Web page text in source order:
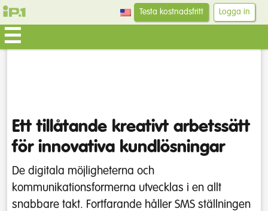
Testa kostnadsfritt Logga in
Ett tillåtande kreativt arbetssätt
för innovativa kundlösningar
De digitala möjligheterna och
kommunikationsformerna utvecklas i en allt
snabbare takt. Fortfarande håller SMS ställningen